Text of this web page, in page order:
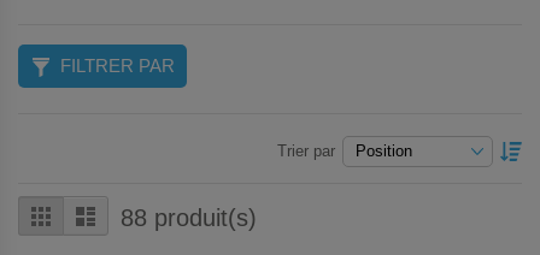
Grille Liste88 produit(s)
Trier par
FILTRER PAR